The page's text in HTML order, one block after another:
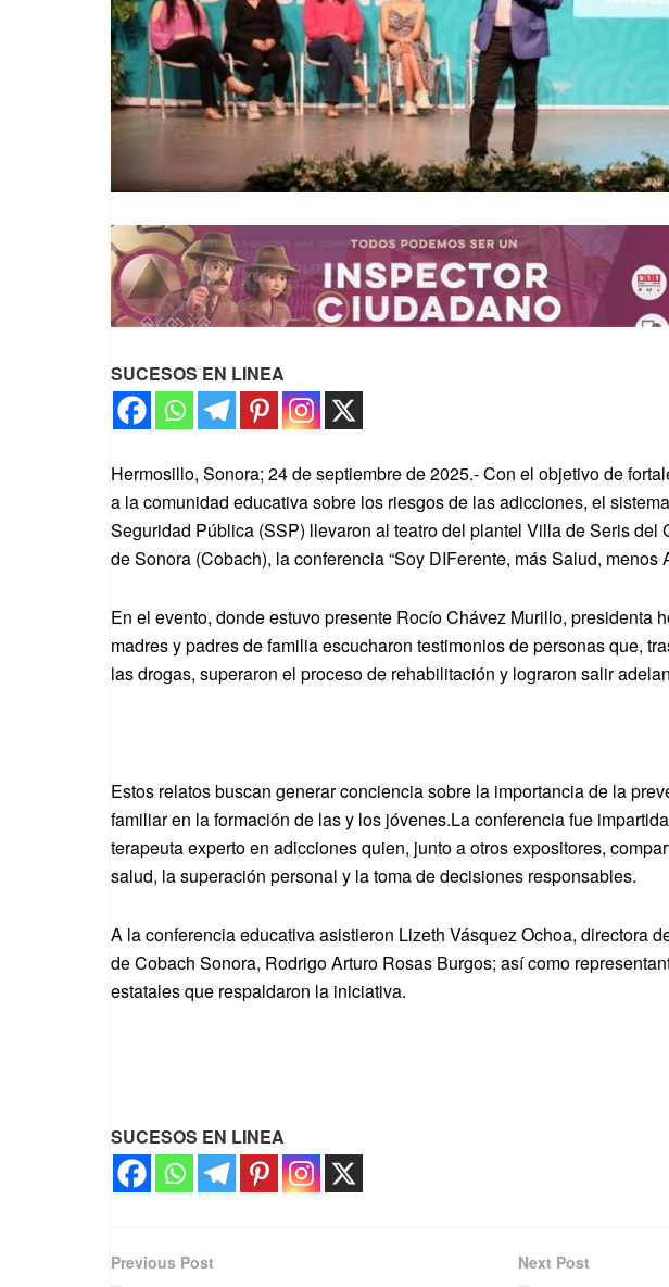
SUCESOS EN LINEA
Hermosillo, Sonora; 24 de septiembre de 2025.- Con el objetivo de
a la comunidad educativa sobre los riesgos de las adicciones, el
Seguridad Pública (SSP) llevaron al teatro del plantel Villa de Seris
de Sonora (Cobach), la conferencia “Soy DIFerente, más Salud, menos
En el evento, donde estuvo presente Rocío Chávez Murillo, presidenta
madres y padres de familia escucharon testimonios de personas que,
las drogas, superaron el proceso de rehabilitación y lograron salir
Estos relatos buscan generar conciencia sobre la importancia de la
familiar en la formación de las y los jóvenes.La conferencia fue
terapeuta experto en adicciones quien, junto a otros expositores,
salud, la superación personal y la toma de decisiones responsables.
A la conferencia educativa asistieron Lizeth Vásquez Ochoa, directora
de Cobach Sonora, Rodrigo Arturo Rosas Burgos; así como
estatales que respaldaron la iniciativa.
SUCESOS EN LINEA
Previous Post Next Post